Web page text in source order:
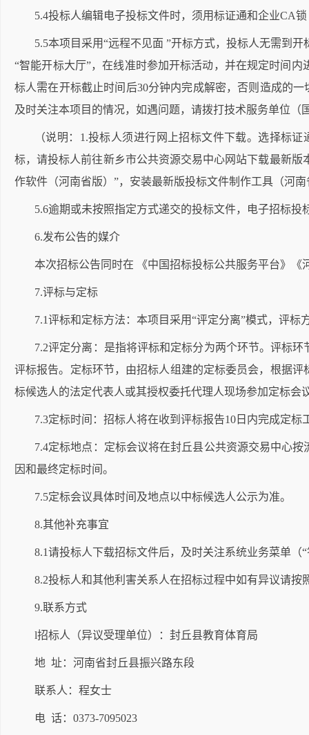
5.4投标人编辑电子投标文件时，须用标证通和企业CA
5.5本项目采用“远程不见面 ”开标方式，投标人无需到
“智能开标大厅”，在线准时参加开标活动，并在规定时间
标人需在开标截止时间后30分钟内完成解密，否则造成的
及时关注本项目的情况，如遇问题，请拨打技术服务单位（
（说明： 1.投标人须进行网上招标文件下载。选择标
标，请投标人前往新乡市公共资源交易中心网站下载最新
作软件（河南省版）”，安装最新版投标文件制作工具（河
5.6逾期或未按照指定方式递交的投标文件，电子招标投
6.发布公告的媒介
本次招标公告同时在 《中国招标投标公共服务平台》
7.评标与定标
7.1评标和定标方法：本项目采用“评定分离”模式，评标
7.2评定分离：是指将评标和定标分为两个环节。评标
评标报告。定标环节，由招标人组建的定标委员会，根据
标候选人的法定代表人或其授权委托代理人现场参加定标会
7.3定标时间：招标人将在收到评标报告10日内完成定标
7.4定标地点：定标会议将在封丘县公共资源交易中心
因和最终定标时间。
7.5定标会议具体时间及地点以中标候选人公示为准。
8.其他补充事宜
8.1请投标人下载招标文件后，及时关注系统业务菜单（
8.2投标人和其他利害关系人在招标过程中如有异议请
9.联系方式
l招标人（异议受理单位）：封丘县教育体育局
地 址：河南省封丘县振兴路东段
联系人：程女士
电 话： 0373-7095023